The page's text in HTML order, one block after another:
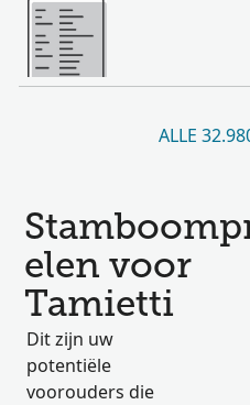
ALLE
elen voor
Tamietti
Dit zijn uw
potentiële
voorouders die